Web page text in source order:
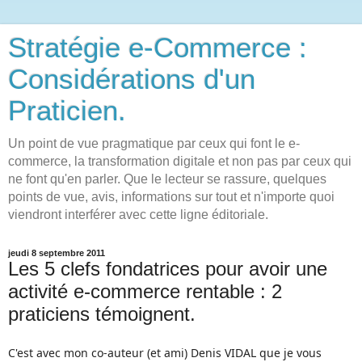
Stratégie e-Commerce :
Considérations d'un
Praticien.
Un point de vue pragmatique par ceux qui font le e-
commerce, la transformation digitale et non pas par ceux qui
ne font qu'en parler. Que le lecteur se rassure, quelques
points de vue, avis, informations sur tout et n'importe quoi
viendront interférer avec cette ligne éditoriale.
jeudi 8 septembre 2011
Les 5 clefs fondatrices pour avoir une
activité e-commerce rentable : 2
praticiens témoignent.
C'est avec mon co-auteur (et ami) Denis VIDAL que je vous